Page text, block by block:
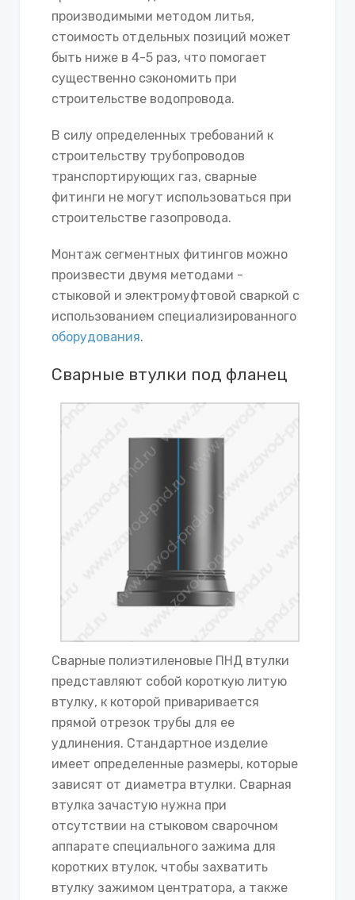
производимыми методом литья,
стоимость отдельных позиций может
быть ниже в 4-5 раз, что помогает
существенно сэкономить при
строительстве водопровода.
В силу определенных требований к
строительству трубопроводов
транспортирующих газ, сварные
фитинги не могут использоваться при
строительстве газопровода.
Монтаж сегментных фитингов можно
произвести двумя методами -
стыковой и электромуфтовой сваркой с
использованием специализированного
оборудования.
Сварные втулки под фланец
Сварные полиэтиленовые ПНД втулки
представляют собой короткую литую
втулку, к которой приваривается
прямой отрезок трубы для ее
удлинения. Стандартное изделие
имеет определенные размеры, которые
зависят от диаметра втулки. Сварная
втулка зачастую нужна при
отсутствии на стыковом сварочном
аппарате специального зажима для
коротких втулок, чтобы захватить
втулку зажимом центратора, а также